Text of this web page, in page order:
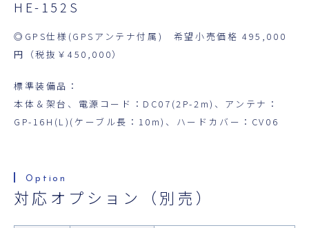
HE-152S
◎GPS仕様(GPSアンテナ付属) 希望小売価格 495,000
円（税抜￥450,000）
標準装備品：
本体＆架台、電源コード：DC07(2P-2m)、アンテナ：
GP-16H(L)(ケーブル長：10m)、ハードカバー：CV06
対応オプション（別売）